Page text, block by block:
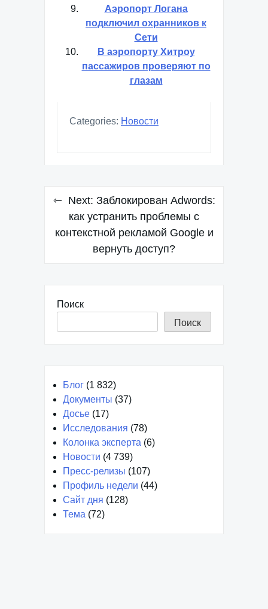
Аэропорт Логана
подключил охранников к
Сети
В аэропорту Хитроу
пассажиров проверяют по
глазам
Categories: Новости
Навигация
записям
Next: Заблокирован Adwords:
как устранить проблемы с
контекстной рекламой Google и
вернуть доступ?
Поиск
Поиск
Блог (1 832)
Документы (37)
Досье (17)
Исследования (78)
Колонка эксперта (6)
Новости (4 739)
Пресс-релизы (107)
Профиль недели (44)
Сайт дня (128)
Тема (72)